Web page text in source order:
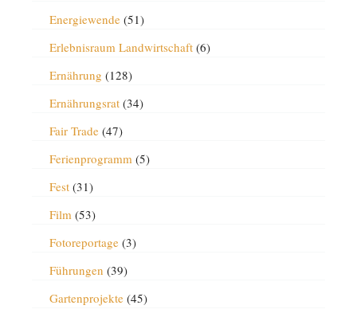
Energiewende(51)
Erlebnisraum Landwirtschaft(6)
Ernährung (128)
Ernährungsrat(34)
Fair Trade(47)
Ferienprogramm(5)
Fest(31)
Film(53)
Fotoreportage(3)
Führungen (39)
Gartenprojekte(45)